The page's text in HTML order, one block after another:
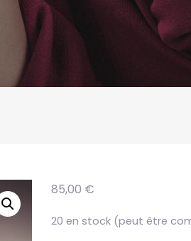
85,00 €
20 en stock (peut être